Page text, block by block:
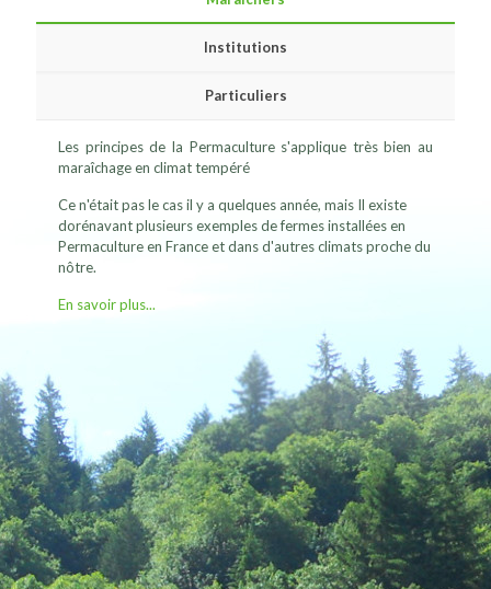
Institutions
Particuliers
Les principes de la Permaculture s'applique très bien au
maraîchage en climat tempéré
Ce n'était pas le cas il y a quelques année, mais Il existe
dorénavant plusieurs exemples de fermes installées en
Permaculture en France et dans d'autres climats proche du
nôtre.
En savoir plus...